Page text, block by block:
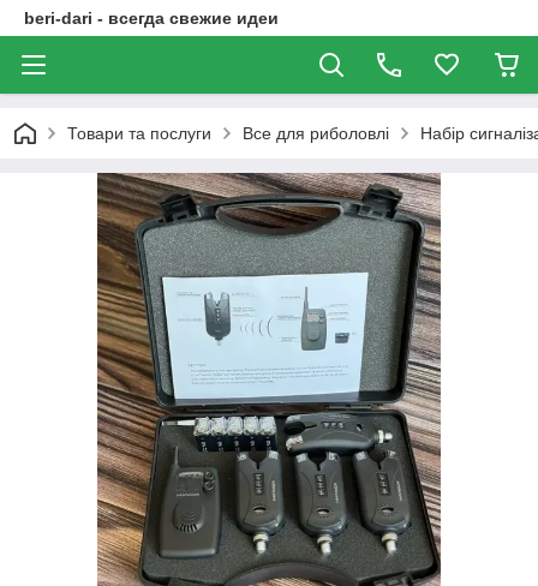
beri-dari - всегда свежие идеи
Товари та послуги Все для риболовлі Набір